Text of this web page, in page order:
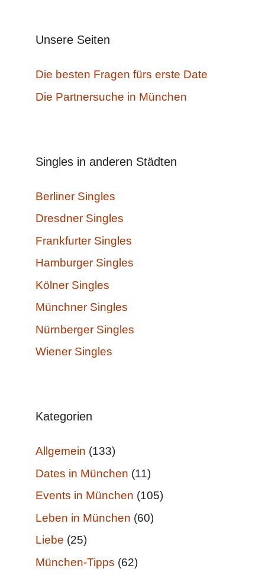
Unsere Seiten
Die besten Fragen fürs erste Date
Die Partnersuche in München
Singles in anderen Städten
Berliner Singles
Dresdner Singles
Frankfurter Singles
Hamburger Singles
Kölner Singles
Münchner Singles
Nürnberger Singles
Wiener Singles
Kategorien
Allgemein (133)
Dates in München (11)
Events in München (105)
Leben in München (60)
Liebe (25)
München-Tipps (62)